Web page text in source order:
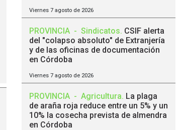
Viernes 7 agosto de 2026
PROVINCIA - Sindicatos. CSIF alerta
del "colapso absoluto" de Extranjería
y de las oficinas de documentación
en Córdoba
Viernes 7 agosto de 2026
PROVINCIA - Agricultura. La plaga
de araña roja reduce entre un 5% y un
10% la cosecha prevista de almendra
en Córdoba